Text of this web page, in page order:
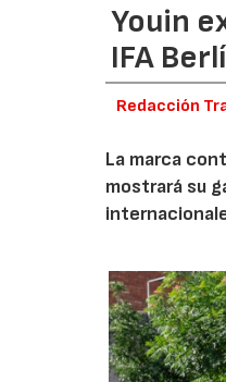
Youin
IFA
Redacción
La marca
mostrará su